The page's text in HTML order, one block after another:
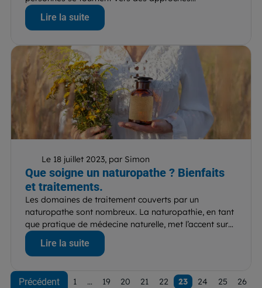
alternatives pour...
Lire la suite
Le 18 juillet 2023, par Simon
Que soigne un naturopathe ? Bienfaits
et traitements.
Les domaines de traitement couverts par un
naturopathe sont nombreux. La naturopathie, en tant
que pratique de médecine naturelle, met l’accent sur
les mécanismes...
Lire la suite
Précédent 1 … 19 20 21 22 23 24 25 26